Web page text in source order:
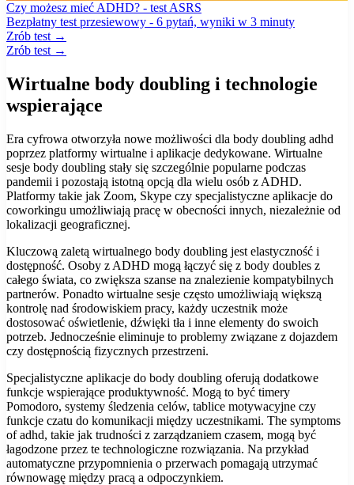
Czy możesz mieć ADHD? - test ASRS
Bezpłatny test przesiewowy - 6 pytań, wyniki w 3 minuty
Zrób test →
Zrób test →
Wirtualne body doubling i technologie
wspierające
Era cyfrowa otworzyła nowe możliwości dla body doubling adhd
poprzez platformy wirtualne i aplikacje dedykowane. Wirtualne
sesje body doubling stały się szczególnie popularne podczas
pandemii i pozostają istotną opcją dla wielu osób z ADHD.
Platformy takie jak Zoom, Skype czy specjalistyczne aplikacje do
coworkingu umożliwiają pracę w obecności innych, niezależnie od
lokalizacji geograficznej.
Kluczową zaletą wirtualnego body doubling jest elastyczność i
dostępność. Osoby z ADHD mogą łączyć się z body doubles z
całego świata, co zwiększa szanse na znalezienie kompatybilnych
partnerów. Ponadto wirtualne sesje często umożliwiają większą
kontrolę nad środowiskiem pracy, każdy uczestnik może
dostosować oświetlenie, dźwięki tła i inne elementy do swoich
potrzeb. Jednocześnie eliminuje to problemy związane z dojazdem
czy dostępnością fizycznych przestrzeni.
Specjalistyczne aplikacje do body doubling oferują dodatkowe
funkcje wspierające produktywność. Mogą to być timery
Pomodoro, systemy śledzenia celów, tablice motywacyjne czy
funkcje czatu do komunikacji między uczestnikami. The symptoms
of adhd, takie jak trudności z zarządzaniem czasem, mogą być
łagodzone przez te technologiczne rozwiązania. Na przykład
automatyczne przypomnienia o przerwach pomagają utrzymać
równowagę między pracą a odpoczynkiem.